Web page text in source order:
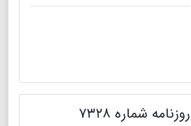
روزنامه شماره ۷۳۲۸